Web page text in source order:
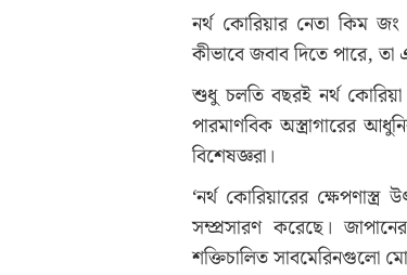
নর্থ কোরিয়ার নেতা কিম
কীভাবে জবাব দিতে পারে, তা
শুধু চলতি বছরই নর্থ কোরিয়া
পারমাণবিক অস্ত্রাগারের
বিশেষজ্ঞরা।
‘নর্থ কোরিয়ারের
সম্প্রসারণ করেছে।
শক্তিচালিত সাবমেরিনগুলো